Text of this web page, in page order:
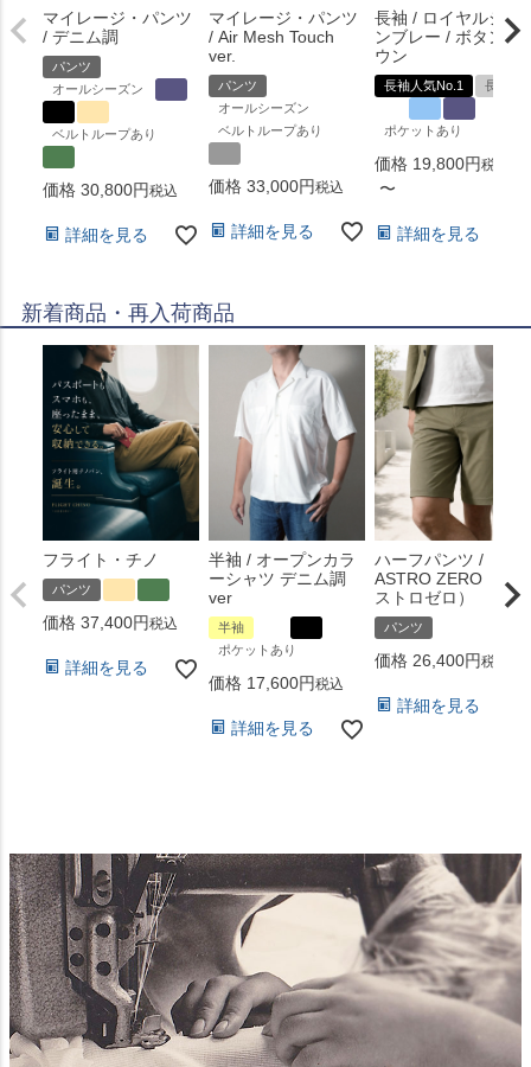
マイレージ・パンツ
/ デニム調
パンツ
オールシーズン
ベルトループあり
価格 30,800 税込
詳細を見る
マイレージ・パンツ
/ Air Mesh Touch
ver.
パンツ
オールシーズン
ベルトループあり
価格 33,000 税込
詳細を見る
長袖 / ロイヤルシャ
ンブレー / ボタンダ
ウン
長袖人気No.1 長袖
ポケットあり
価格 19,800 税込
〜
詳細を見る
新着商品・再入荷商品
フライト・チノ
パンツ
価格 37,400 税込
詳細を見る
半袖 / オープンカラ
ーシャツ デニム調
ver
半袖
ポケットあり
価格 17,600 税込
詳細を見る
ハーフパンツ /
ASTRO ZERO （ア
ストロゼロ）
パンツ
価格 26,400 税込
詳細を見る